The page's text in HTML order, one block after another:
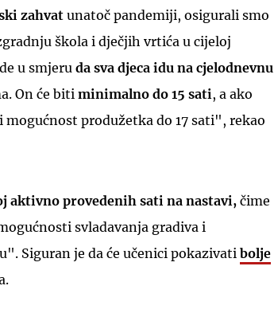
zahvatunatoč pandemiji, osigurali smo
škola i dječjih vrtića u cijeloj
u smjeruda sva djeca idu na cjelodnevnu
On će biti minimalno do 15 sati, a ako
produžetka do 17 sati", rekao
aktivno provedenih sati na nastavi, čime
svladavanja gradiva i
Siguran je da će učenici pokazivati bolje